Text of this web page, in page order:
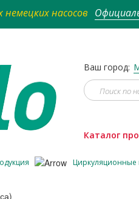
насосов
Ваш город:
Каталог
Циркуляционные